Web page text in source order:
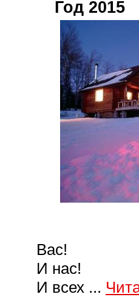
Год 2015
Вас!
И нас!
И всех ...